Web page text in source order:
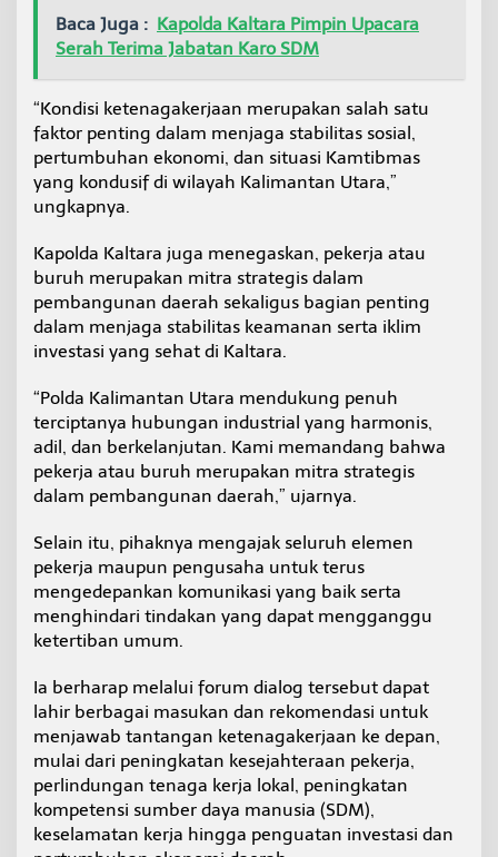
Baca Juga : Kapolda Kaltara Pimpin Upacara
Serah Terima Jabatan Karo SDM
“Kondisi ketenagakerjaan merupakan salah satu
faktor penting dalam menjaga stabilitas sosial,
pertumbuhan ekonomi, dan situasi Kamtibmas
yang kondusif di wilayah Kalimantan Utara,”
ungkapnya.
Kapolda Kaltara juga menegaskan, pekerja atau
buruh merupakan mitra strategis dalam
pembangunan daerah sekaligus bagian penting
dalam menjaga stabilitas keamanan serta iklim
investasi yang sehat di Kaltara.
“Polda Kalimantan Utara mendukung penuh
terciptanya hubungan industrial yang harmonis,
adil, dan berkelanjutan. Kami memandang bahwa
pekerja atau buruh merupakan mitra strategis
dalam pembangunan daerah,” ujarnya.
Selain itu, pihaknya mengajak seluruh elemen
pekerja maupun pengusaha untuk terus
mengedepankan komunikasi yang baik serta
menghindari tindakan yang dapat mengganggu
ketertiban umum.
Ia berharap melalui forum dialog tersebut dapat
lahir berbagai masukan dan rekomendasi untuk
menjawab tantangan ketenagakerjaan ke depan,
mulai dari peningkatan kesejahteraan pekerja,
perlindungan tenaga kerja lokal, peningkatan
kompetensi sumber daya manusia (SDM),
keselamatan kerja hingga penguatan investasi dan